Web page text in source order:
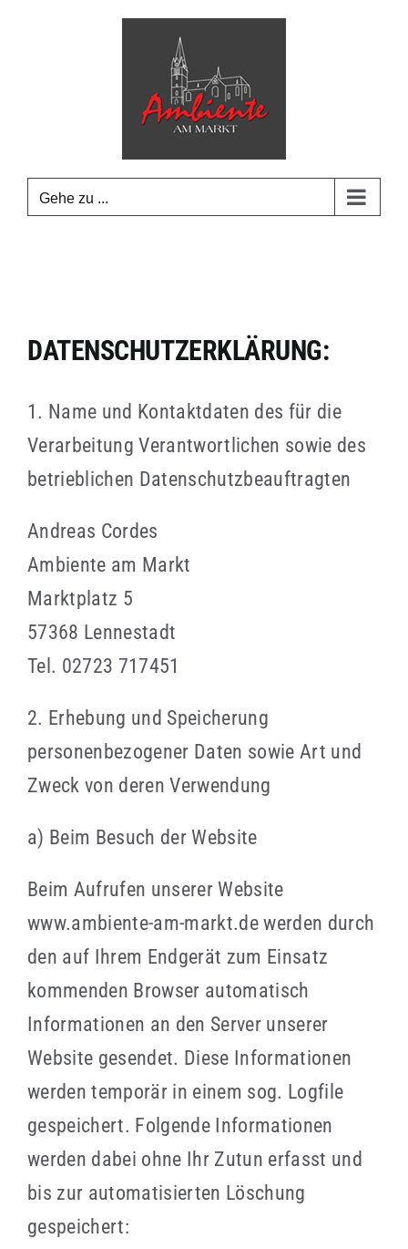
Gehe zu ...
DATENSCHUTZERKLÄRUNG:
1. Name und Kontaktdaten des für die
Verarbeitung Verantwortlichen sowie des
betrieblichen Datenschutzbeauftragten
Andreas Cordes
Ambiente am Markt
Marktplatz 5
57368 Lennestadt
Tel. 02723 717451
2. Erhebung und Speicherung
personenbezogener Daten sowie Art und
Zweck von deren Verwendung
a) Beim Besuch der Website
Beim Aufrufen unserer Website
www.ambiente-am-markt.de werden durch
den auf Ihrem Endgerät zum Einsatz
kommenden Browser automatisch
Informationen an den Server unserer
Website gesendet. Diese Informationen
werden temporär in einem sog. Logfile
gespeichert. Folgende Informationen
werden dabei ohne Ihr Zutun erfasst und
bis zur automatisierten Löschung
gespeichert: